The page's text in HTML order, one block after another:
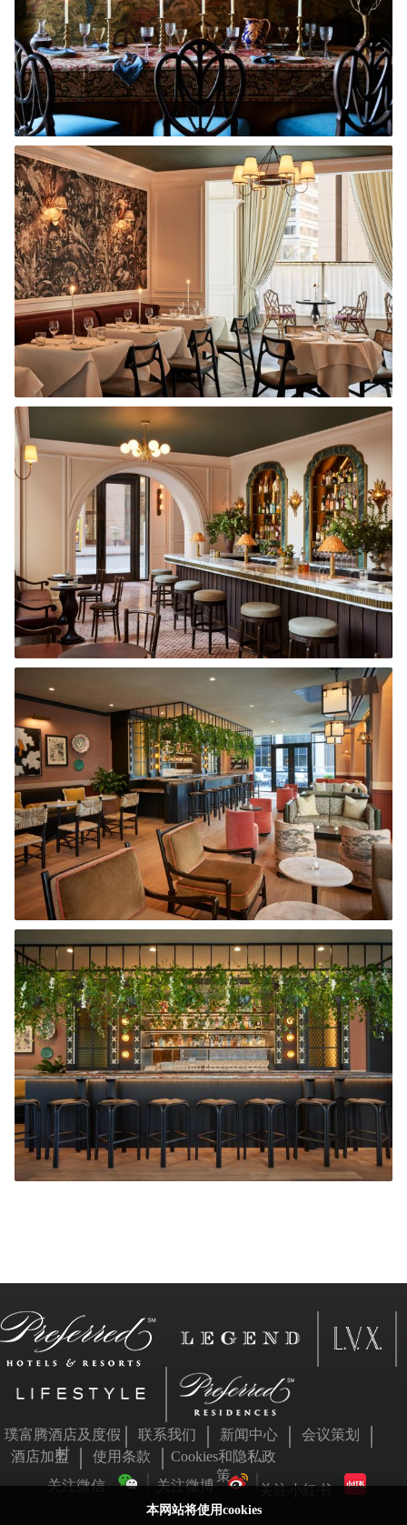
本网站将使用cookies
璞富腾酒店及度假
村
联系我们 新闻中心
会议策划
酒店加盟
使用条款
Cookies和隐私政
策
关注微信 关注微博 关注小红书